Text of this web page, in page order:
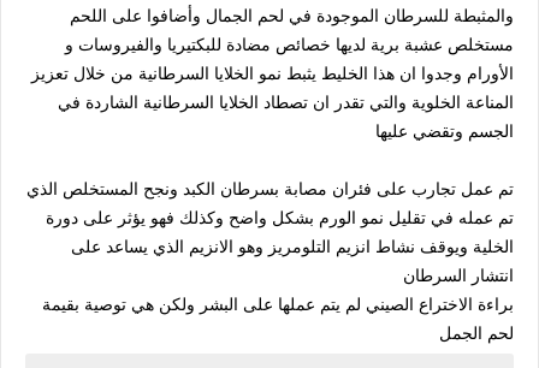
والمثبطة للسرطان الموجودة في لحم الجمال وأضافوا على اللحم
مستخلص عشبة برية لديها خصائص مضادة للبكتيريا والفيروسات و
الأورام وجدوا ان هذا الخليط يثبط نمو الخلايا السرطانية من خلال تعزيز
المناعة الخلوية والتي تقدر ان تصطاد الخلايا السرطانية الشاردة في
الجسم وتقضي عليها
تم عمل تجارب على فئران مصابة بسرطان الكبد ونجح المستخلص الذي
تم عمله في تقليل نمو الورم بشكل واضح وكذلك فهو يؤثر على دورة
الخلية ويوقف نشاط انزيم التلومريز وهو الانزيم الذي يساعد على
انتشار السرطان
براءة الاختراع الصيني لم يتم عملها على البشر ولكن هي توصية بقيمة
لحم الجمل